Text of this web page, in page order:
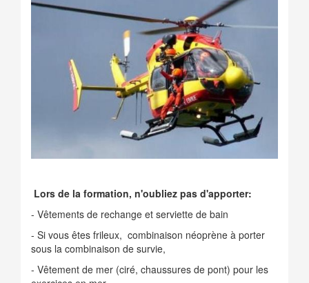
Lors de la formation, n'oubliez pas d'apporter:
- Vêtements de rechange et serviette de bain
- Si vous êtes frileux, combinaison néoprène à porter
sous la combinaison de survie,
- Vêtement de mer (ciré, chaussures de pont) pour les